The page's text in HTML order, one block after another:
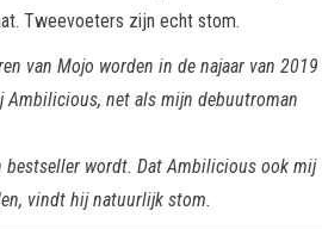
Tweevoeters zijn echt stom.
van Mojo worden in de najaar van 2019
Ambilicious, net als mijn debuutroman
bestseller wordt. Dat Ambilicious ook mij
vindt hij natuurlijk stom.